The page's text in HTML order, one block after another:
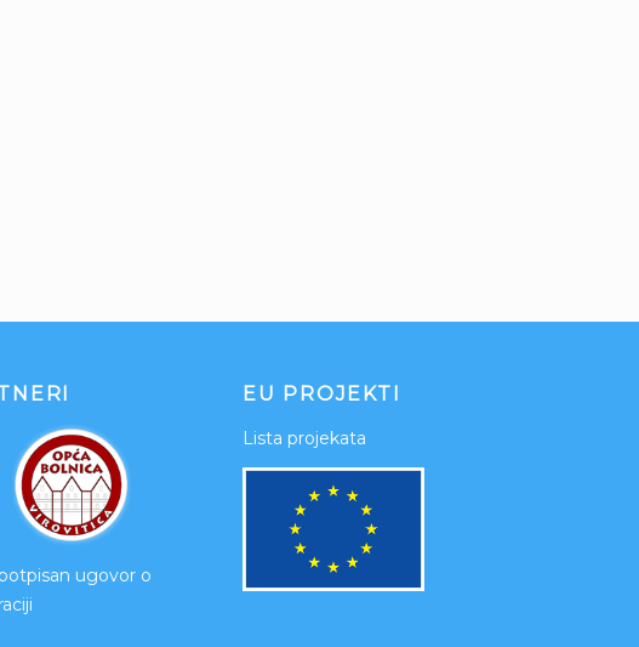
ugovor o
EU PROJEKTI
Lista projekata